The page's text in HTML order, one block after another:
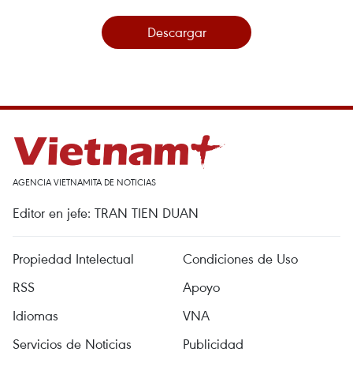
Descargar
AGENCIA VIETNAMITA DE NOTICIAS
Editor en jefe: TRAN TIEN DUAN
Propiedad Intelectual
Condiciones de Uso
RSS
Apoyo
Idiomas
VNA
Servicios de Noticias
Publicidad